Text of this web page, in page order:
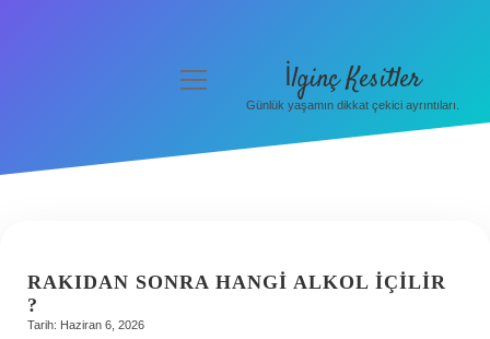
Gizlilik Politikası
menüyü
aç
İlginç Kesitler
Günlük yaşamın dikkat çekici ayrıntıları.
RAKIDAN SONRA HANGI ALKOL IÇILIR
?
Tarih: Haziran 6, 2026